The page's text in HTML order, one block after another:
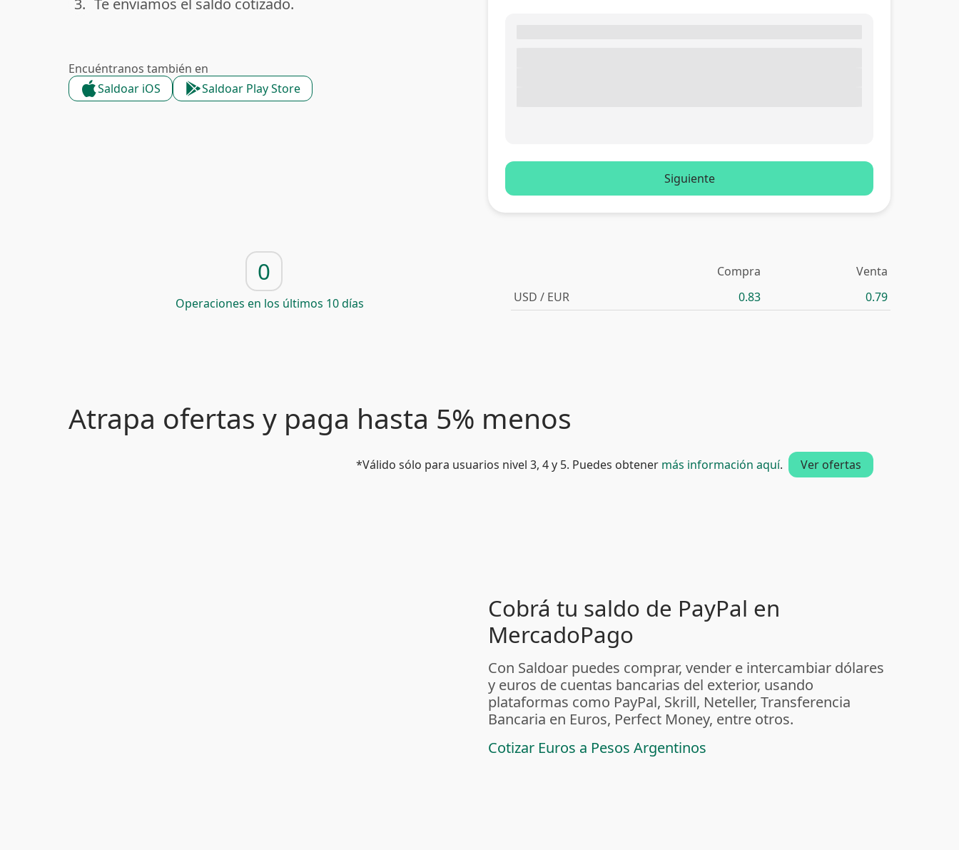
done
3. Te enviamos el saldo cotizado.
Encuéntranos también en
Saldoar iOS
Saldoar Play Store
Siguiente
0
Operaciones en los últimos 10 días
Compra
Venta
USD / EUR
0.83 0.79
Atrapa ofertas y paga hasta 5% menos
*Válido sólo para usuarios nivel 3, 4 y 5. Puedes obtener más información aquí. Ver ofertas
Cobrá tu saldo de PayPal en
MercadoPago
Con Saldoar puedes comprar, vender e intercambiar dólares
y euros de cuentas bancarias del exterior, usando
plataformas como PayPal, Skrill, Neteller, Transferencia
Bancaria en Euros, Perfect Money, entre otros.
Cotizar Euros a Pesos Argentinos